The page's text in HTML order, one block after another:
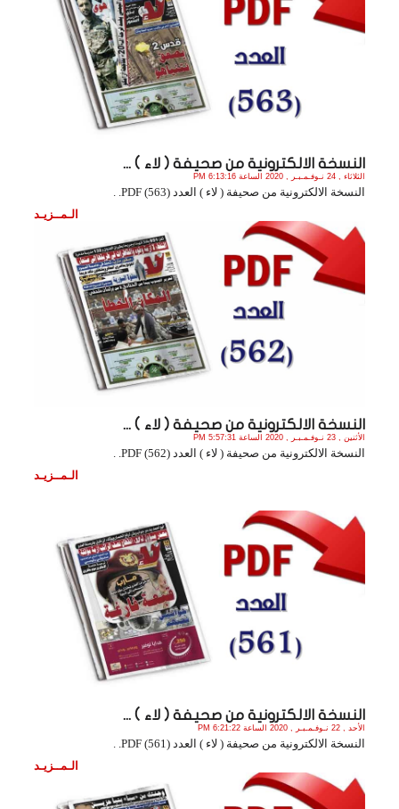
النسخة الالكترونية من صحيفة ( لاء ) ...
الثلاثاء , 24 نـوفـمـبـر , 2020 الساعة 6:13:16 PM
النسخة الالكترونية من صحيفة ( لاء ) العدد (563) PDF. .
الـمــزيـد
النسخة الالكترونية من صحيفة ( لاء ) ...
الأثنين , 23 نـوفـمـبـر , 2020 الساعة 5:57:31 PM
النسخة الالكترونية من صحيفة ( لاء ) العدد (562) PDF. .
الـمــزيـد
النسخة الالكترونية من صحيفة ( لاء ) ...
الأحد , 22 نـوفـمـبـر , 2020 الساعة 6:21:22 PM
النسخة الالكترونية من صحيفة ( لاء ) العدد (561) PDF. .
الـمــزيـد